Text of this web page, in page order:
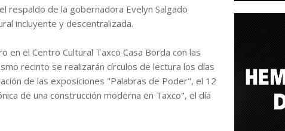
respaldo de la gobernadora Evelyn Salgado
incluyente y descentralizada.
en el Centro Cultural Taxco Casa Borda con las
recinto se realizarán círculos de lectura los días
de las exposiciones "Palabras de Poder", el 12
de una construcción moderna en Taxco", el día